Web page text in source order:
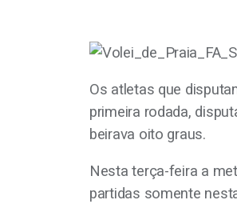
Os atletas que
primeira rodada,
beirava oito graus.
Nesta terça-feira a
partidas somente